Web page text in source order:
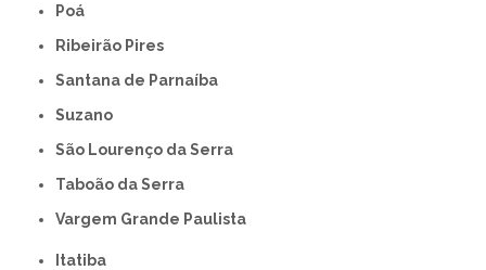
Poá
Ribeirão Pires
Santana de Parnaíba
Suzano
São Lourenço da Serra
Taboão da Serra
Vargem Grande Paulista
Itatiba